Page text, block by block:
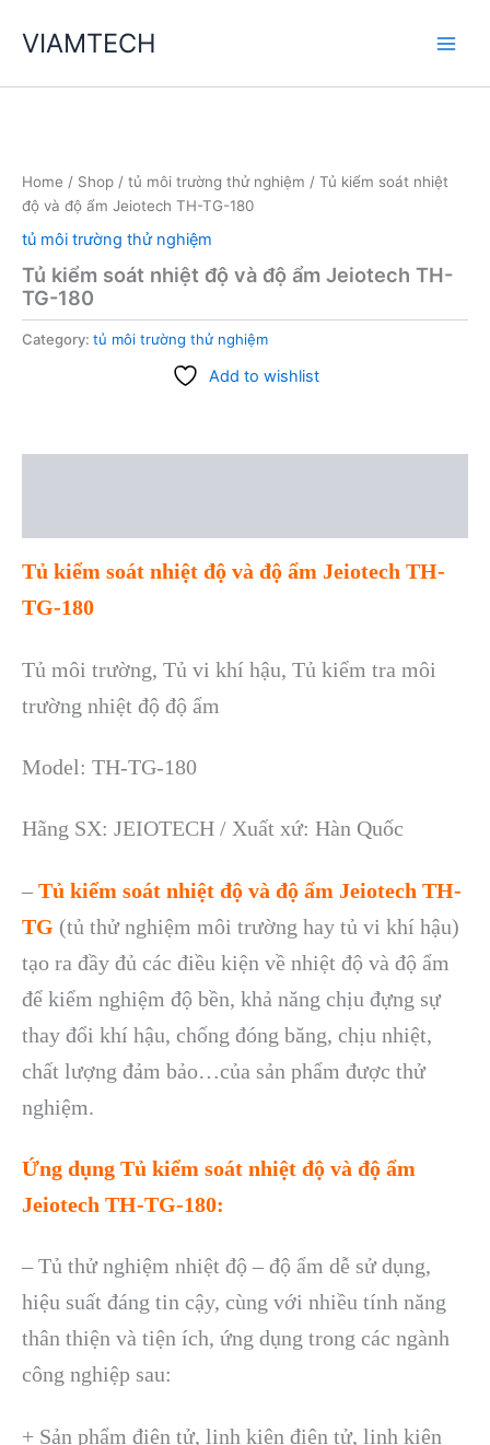
VIAMTECH
Home / Shop / tủ môi trường thử nghiệm / Tủ kiểm soát nhiệt
độ và độ ẩm Jeiotech TH-TG-180
tủ môi trường thử nghiệm
Tủ kiểm soát nhiệt độ và độ ẩm Jeiotech TH-
TG-180
Category: tủ môi trường thử nghiệm
Add to wishlist
Tủ kiểm soát nhiệt độ và độ ẩm Jeiotech TH-
TG-180
Tủ môi trường, Tủ vi khí hậu, Tủ kiểm tra môi
trường nhiệt độ độ ẩm
Model: TH-TG-180
Hãng SX: JEIOTECH / Xuất xứ: Hàn Quốc
– Tủ kiểm soát nhiệt độ và độ ẩm Jeiotech TH-
TG (tủ thử nghiệm môi trường hay tủ vi khí hậu)
tạo ra đầy đủ các điều kiện về nhiệt độ và độ ẩm
để kiểm nghiệm độ bền, khả năng chịu đựng sự
thay đổi khí hậu, chống đóng băng, chịu nhiệt,
chất lượng đảm bảo…của sản phẩm được thử
nghiệm.
Ứng dụng Tủ kiểm soát nhiệt độ và độ ẩm
Jeiotech TH-TG-180:
– Tủ thử nghiệm nhiệt độ – độ ẩm dễ sử dụng,
hiệu suất đáng tin cậy, cùng với nhiều tính năng
thân thiện và tiện ích, ứng dụng trong các ngành
công nghiệp sau:
+ Sản phẩm điện tử, linh kiện điện tử, linh kiện